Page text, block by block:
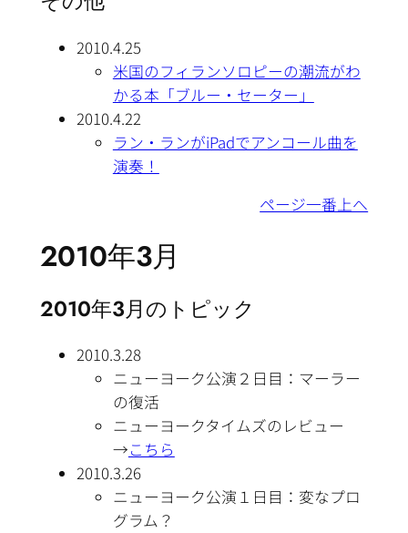
2010.4.25
米国のフィランソロピーの潮流がわ
かる本「ブルー・セーター」
2010.4.22
ラン・ランがiPadでアンコール曲を
演奏！
ページ一番上へ
2010年3月
2010年3月のトピック
2010.3.28
ニューヨーク公演２日目：マーラー
の復活
ニューヨークタイムズのレビュー
→こちら
2010.3.26
ニューヨーク公演１日目：変なプロ
グラム？